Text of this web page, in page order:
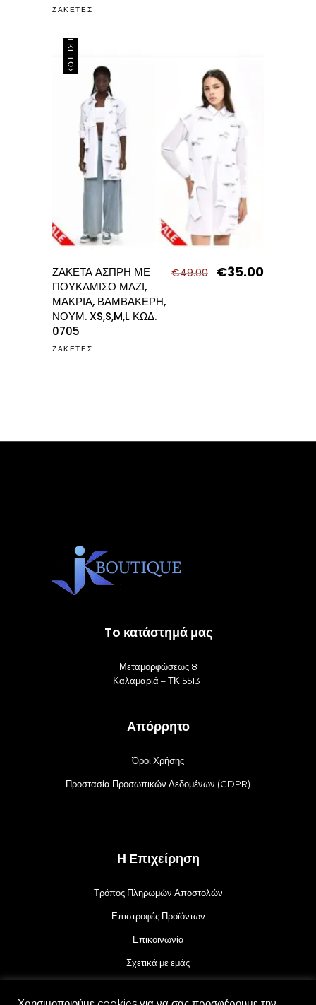
ΖΑΚΕΤΕΣ
ΈΚΠΤΩΣΗ
ΖΑΚΕΤΑ ΑΣΠΡΗ ΜΕ
ΠΟΥΚΑΜΙΣΟ ΜΑΖΙ,
ΜΑΚΡΙΑ, ΒΑΜΒΑΚΕΡΗ,
ΝΟΥΜ. XS,S,M,L ΚΩΔ.
0705
€49.00
Original
€35.00Η
ΖΑΚΕΤΕΣ
To κατάστημά μας
Μεταμορφώσεως 8
Καλαμαριά – ΤΚ 55131
Απόρρητο
Όροι Χρήσης
Προστασία Προσωπικών Δεδομένων (GDPR)
Η Επιχείρηση
Τρόπος Πληρωμών Αποστολών
Επιστροφές Προϊόντων
Επικοινωνία
Σχετικά με εμάς